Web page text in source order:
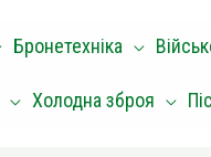
Бронетехніка
Холодна зброя